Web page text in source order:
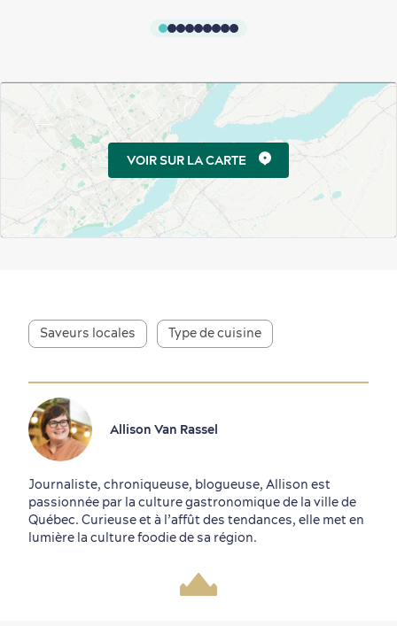
VOIR SUR LA CARTE
Saveurs locales Type de cuisine
Allison Van Rassel
Journaliste, chroniqueuse, blogueuse, Allison est
passionnée par la culture gastronomique de la ville de
Québec. Curieuse et à l’affût des tendances, elle met en
lumière la culture foodie de sa région.